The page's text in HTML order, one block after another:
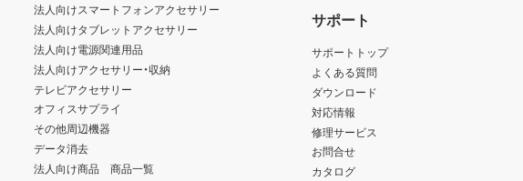
法人向けスマートフォンアクセサリー
法人向けタブレットアクセサリー
法人向け電源関連用品
法人向けアクセサリー・収納
テレビアクセサリー
オフィスサプライ
その他周辺機器
データ消去
法人向け商品 商品一覧
サポート
サポートトップ
よくある質問
ダウンロード
対応情報
修理サービス
お問合せ
カタログ